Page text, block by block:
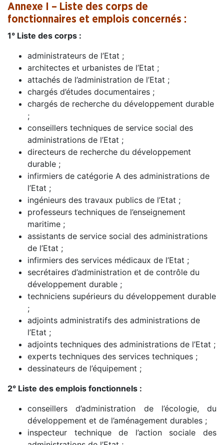
Annexe I – Liste des corps de
fonctionnaires et emplois concernés :
1° Liste des corps :
administrateurs de l’Etat ;
architectes et urbanistes de l’Etat ;
attachés de l’administration de l’Etat ;
chargés d’études documentaires ;
chargés de recherche du développement durable
;
conseillers techniques de service social des
administrations de l’Etat ;
directeurs de recherche du développement
durable ;
infirmiers de catégorie A des administrations de
l’Etat ;
ingénieurs des travaux publics de l’Etat ;
professeurs techniques de l’enseignement
maritime ;
assistants de service social des administrations
de l’Etat ;
infirmiers des services médicaux de l’Etat ;
secrétaires d’administration et de contrôle du
développement durable ;
techniciens supérieurs du développement durable
;
adjoints administratifs des administrations de
l’Etat ;
adjoints techniques des administrations de l’Etat ;
experts techniques des services techniques ;
dessinateurs de l’équipement ;
2° Liste des emplois fonctionnels :
conseillers d’administration de l’écologie, du
développement et de l’aménagement durables ;
inspecteur technique de l’action sociale des